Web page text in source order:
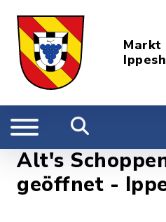
Markt
Alt's
geöffnet -